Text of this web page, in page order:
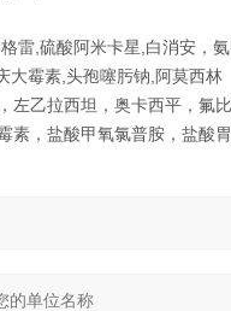
雷,硫酸阿米卡星,白消安，
大霉素,头孢噻肟钠,阿莫西林
左乙拉西坦，奥卡西平，氟
素，盐酸甲氧氯普胺，盐酸